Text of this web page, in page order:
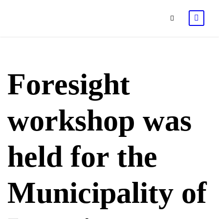
Foresight
workshop was
held for the
Municipality of